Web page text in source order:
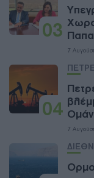
03
7
04 Ομάν
7